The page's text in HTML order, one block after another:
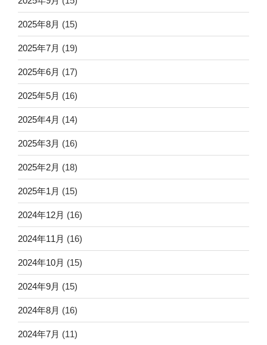
2025年8月 (15)
2025年7月 (19)
2025年6月 (17)
2025年5月 (16)
2025年4月 (14)
2025年3月 (16)
2025年2月 (18)
2025年1月 (15)
2024年12月 (16)
2024年11月 (16)
2024年10月 (15)
2024年9月 (15)
2024年8月 (16)
2024年7月 (11)